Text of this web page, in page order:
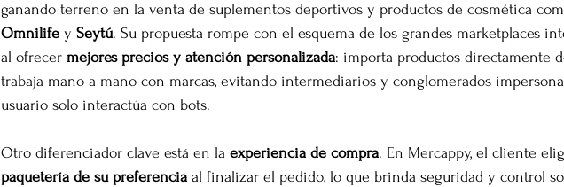
ganando terreno en la venta de suplementos deportivos y productos de cosmética
Omnilife y Seytú. Su propuesta rompe con el esquema de los grandes marketplaces
al ofrecer mejores precios y atención personalizada: importa productos directamente
trabaja mano a mano con marcas, evitando intermediarios y conglomerados
usuario solo interactúa con bots.
Otro diferenciador clave está en la experiencia de compra. En Mercappy, el cliente
paquetería de su preferencia al finalizar el pedido, lo que brinda seguridad y control